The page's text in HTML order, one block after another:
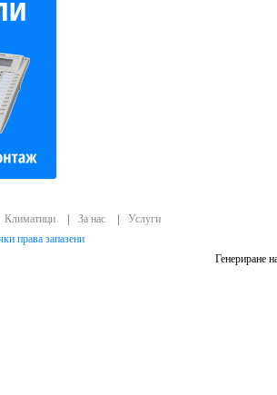
Климатици За нас
Услуги
права запазени
Генериране